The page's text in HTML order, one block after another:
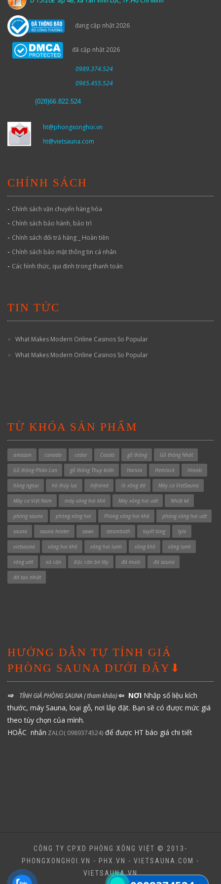
đang cập nhật 2026
đã cập nhật 2026
0989.374.524
0965.455.524
(028)66.822.524
ht@phongxonghoi.vn
ht@vietsauna.com
CHÍNH SÁCH
- Chính sách vận chuyển hàng hóa
- Chính sách bảo hành, bảo trì
- Chính sách đổi trả hàng _ Hoàn tiền
- Chính sách bảo mật thông tin cá nhân
- Các hình thức, qui định trong thanh toán
TIN TỨC
What Makes Modern Online Casinos So Popular
What Makes Modern Online Casinos So Popular
TỪ KHÓA SẢN PHẨM
amazon canada cedar Coasts gỗ thông Gỗ thông Nhật
Gỗ thông Phần Lan gỗ thông Thụy Điển Harvia Hemlock Hinoki
hồng ngoại hồ thủy lực Infrared lò xông đá Máy cơ VietSauna
Máy cơ Việt Nam máy xông hơi khô Máy xông hơi ướt Nhiệt kế
phòng sauna phòng xông hơi Phòng xông hơi khô phòng xông hơi ướt
sauna sauna heater sawo steambath tuyết tùng tylo
vietsauna xông hơi khô xông hơi lạnh xông khô xông lạnh
xông ướt xả cặn Độc cần bờ tây đá muối đá sauna
đá tạo nhiệt
HƯỚNG DẪN TỰ TÍNH GIÁ
PHÒNG SAUNA DƯỚI ĐÂY⬇
⇨ TÍNH GIÁ PHÒNG SAUNA( tham khảo)⇦ NƠI Nhập số liệu kích
thước, máy Sauna, loại gỗ, nơi lắp đặt. Bạn sẽ có được mức giá
theo tùy chọn của mình.
HOẶC nhắn ZALO( 0989374524) để được HT báo giá chi tiết
CÔNG TY CPXD PHÒNG XÔNG VIỆT © 2013-
PHONGXONGHOI.VN - PHX.VN - VIETSAUNA.COM -
VIETSAUNA.VN